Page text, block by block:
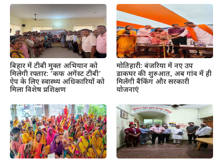
बिहार में टीबी मुक्त अभियान को
मिलेगी रफ्तार: ‘कफ अगेंस्ट टीबी’
ऐप के लिए स्वास्थ्य अधिकारियों को
मिला विशेष प्रशिक्षण
मोतिहारी: बंजरिया में नए उप
डाकघर की शुरुआत, अब गांव में ही
मिलेंगी बैंकिंग और सरकारी
योजनाएं